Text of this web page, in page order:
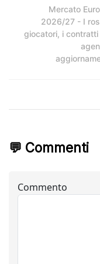
Mercato
2026/27 - I
giocatori, i contratti
💬 Commenti